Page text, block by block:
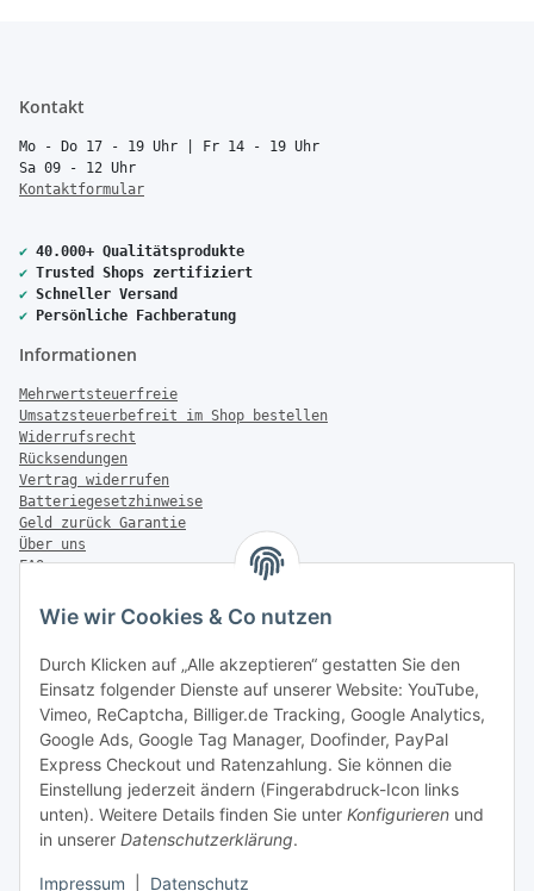
Wie wir Cookies & Co nutzen
Durch Klicken auf „Alle akzeptieren“ gestatten Sie den
Einsatz folgender Dienste auf unserer Website: YouTube,
Vimeo, ReCaptcha, Billiger.de Tracking, Google Analytics,
Google Ads, Google Tag Manager, Doofinder, PayPal
Express Checkout und Ratenzahlung. Sie können die
Einstellung jederzeit ändern (Fingerabdruck-Icon links
unten). Weitere Details finden Sie unter Konfigurieren und
in unserer Datenschutzerklärung.
Impressum Datenschutz
Kontakt
Mo - Do 17 - 19 Uhr | Fr 14 - 19 Uhr
Sa 09 - 12 Uhr
Kontaktformular
✔ 40.000+ Qualitätsprodukte
✔ Trusted Shops zertifiziert
✔ Schneller Versand
✔ Persönliche Fachberatung
Informationen
Mehrwertsteuerfreie
Umsatzsteuerbefreit im Shop bestellen
Widerrufsrecht
Rücksendungen
Vertrag widerrufen
Batteriegesetzhinweise
Geld zurück Garantie
Über uns
FAQ
Zahlung & Versand
Versandinformationen
Sonstiges